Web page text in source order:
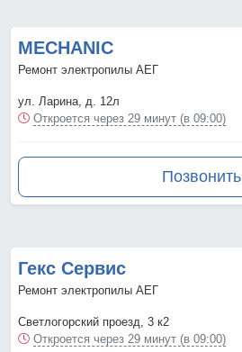
MECHANIC
Ремонт электропилы АЕГ
ул. Ларина, д. 12л
Откроется через 29 минут (в 09:00)
Позвонить
Гекс Сервис
Ремонт электропилы АЕГ
Светлогорский проезд, 3 к2
Откроется через 29 минут (в 09:00)